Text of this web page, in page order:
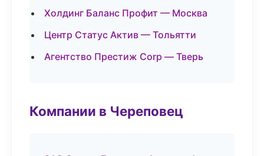
Холдинг Баланс Профит — Москва
Центр Статус Актив — Тольятти
Агентство Престиж Corp — Тверь
Компании в Череповец